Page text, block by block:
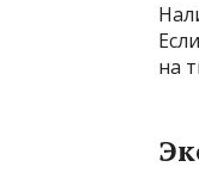
на